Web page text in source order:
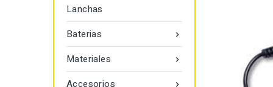
Lanchas

Baterias

Materiales

Accesorios